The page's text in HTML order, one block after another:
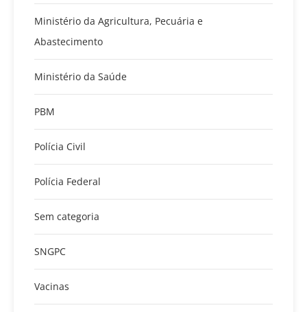
Ministério da Agricultura, Pecuária e
Abastecimento
Ministério da Saúde
PBM
Polícia Civil
Polícia Federal
Sem categoria
SNGPC
Vacinas